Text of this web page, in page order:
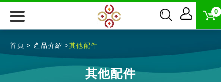
0
首頁 產品介紹 其他配件
其他配件